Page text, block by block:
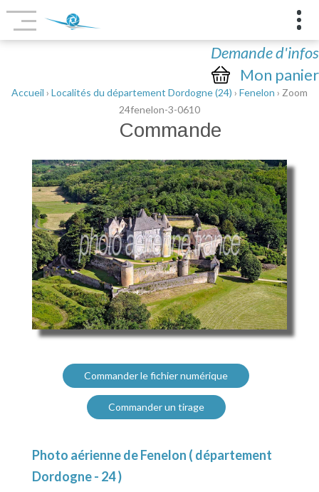
Demande d'infos
Mon panier
Accueil › Localités du département Dordogne (24) › Fenelon › Zoom
24fenelon-3-0610
Commande
Commander le fichier numérique
Commander un tirage
Photo aérienne de Fenelon ( département
Dordogne - 24 )